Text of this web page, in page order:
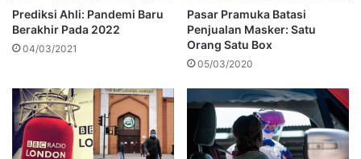
Prediksi Ahli: Pandemi Baru
Berakhir Pada 2022
04/03/2021
Pasar Pramuka Batasi
Penjualan Masker: Satu
Orang Satu Box
05/03/2020